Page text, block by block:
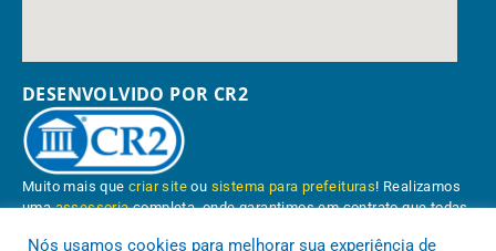
DESENVOLVIDO POR CR2
Muito mais quecriar site ou sistema para prefeituras! Realizamos
umaassessoriacompleta, onde garantimos em contrato que todas
Nós usamos cookies para melhorar sua experiência de